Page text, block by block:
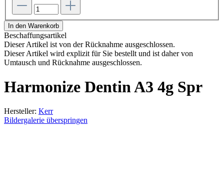
In den Warenkorb
Beschaffungsartikel
Dieser Artikel ist von der Rücknahme ausgeschlossen.
Dieser Artikel wird explizit für Sie bestellt und ist daher von
Umtausch und Rücknahme ausgeschlossen.
Harmonize Dentin A3 4g Spr
Hersteller: Kerr
Bildergalerie überspringen